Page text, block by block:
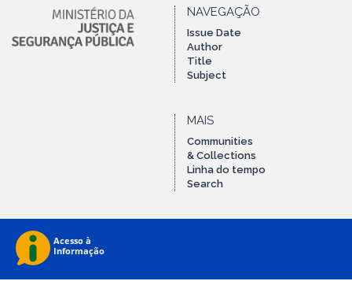
NAVEGAÇÃO
Issue Date
Author
Title
Subject
MAIS
Communities
& Collections
Linha do tempo
Search